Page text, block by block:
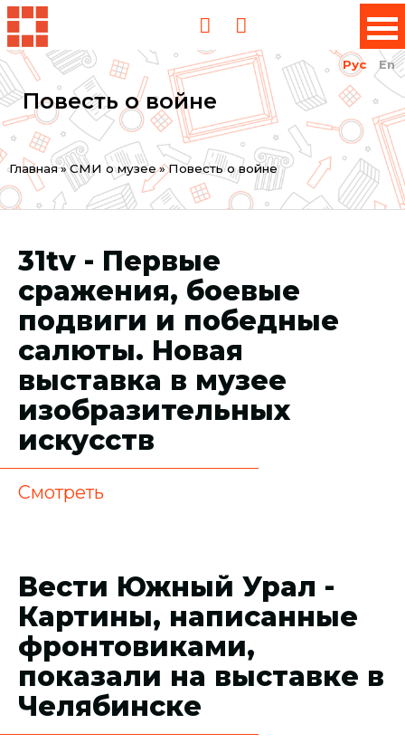
Рус En
Повесть о войне
Вы
здесь
Главная»СМИ о музее »Повесть о войне
31tv - Первые
сражения, боевые
подвиги и победные
салюты. Новая
выставка в музее
изобразительных
искусств
Смотреть
Вести Южный Урал -
Картины, написанные
фронтовиками,
показали на выставке в
Челябинске